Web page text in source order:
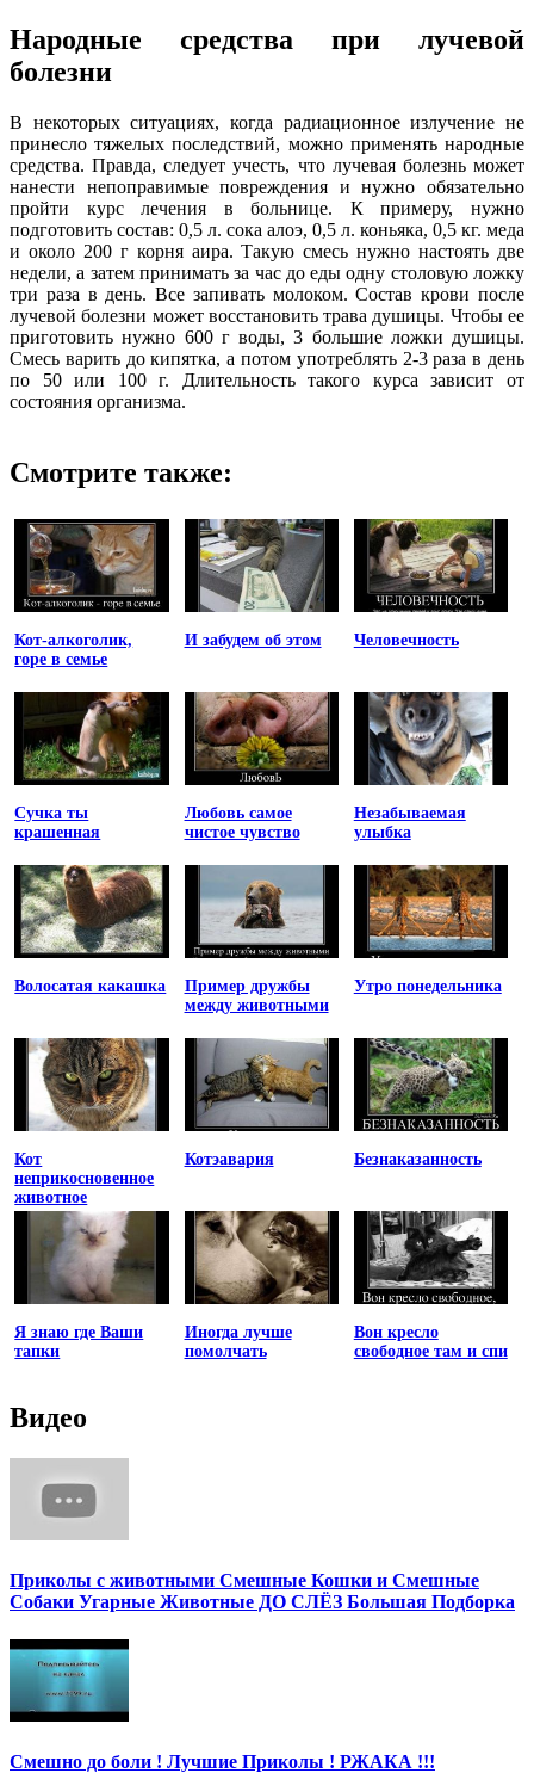
Народные средства при лучевой
болезни
В некоторых ситуациях, когда радиационное излучение не
принесло тяжелых последствий, можно применять народные
средства. Правда, следует учесть, что лучевая болезнь может
нанести непоправимые повреждения и нужно обязательно
пройти курс лечения в больнице. К примеру, нужно
подготовить состав: 0,5 л. сока алоэ, 0,5 л. коньяка, 0,5 кг. меда
и около 200 г корня аира. Такую смесь нужно настоять две
недели, а затем принимать за час до еды одну столовую ложку
три раза в день. Все запивать молоком. Состав крови после
лучевой болезни может восстановить трава душицы. Чтобы ее
приготовить нужно 600 г воды, 3 большие ложки душицы.
Смесь варить до кипятка, а потом употреблять 2-3 раза в день
по 50 или 100 г. Длительность такого курса зависит от
состояния организма.
Смотрите также:
Кот-алкоголик,
горе в семье
И забудем об этом Человечность
Сучка ты
крашенная
Любовь самое
чистое чувство
Незабываемая
улыбка
Волосатая какашка
Пример дружбы
между животными
Утро понедельника
Кот
неприкосновенное
животное
Котэавария Безнаказанность
Я знаю где Ваши
тапки
Иногда лучше
помолчать
Вон кресло
свободное там и спи
Видео
Приколы с животными Смешные Кошки и Смешные
Собаки Угарные Животные ДО СЛЁЗ Большая Подборка
Смешно до боли ! Лучшие Приколы ! РЖАКА !!!